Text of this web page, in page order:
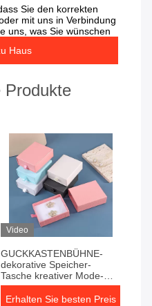
Sie den korrekten
mit uns in Verbindung
uns, was Sie wünschen
Haus
Produkte
Video
GUCKKASTENBÜHNE-
dekorative Speicher-
Tasche kreativer Mode-
Schmuck-Speicher-Ring
Necklace Storage Art
Erhalten Sie besten Preis